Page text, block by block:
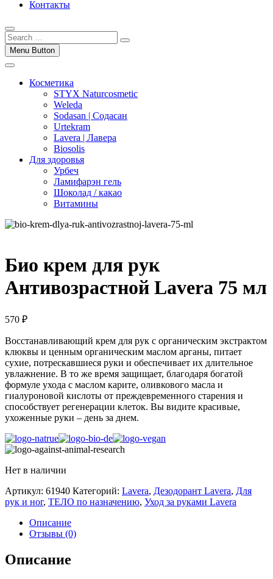
Контакты
Menu Button
Косметика
STYX Naturcosmetic
Weleda
Sodasan | Содасан
Urtekram
Lavera | Лавера
Biosolis
Для здоровья
Урбеч
Ламифарэн гель
Шоколад / какао
Витамины
Био крем для рук
Антивозрастной Lavera 75 мл
570 ₽
Восстанавливающий крем для рук с органическим экстрактом
клюквы и ценным органическим маслом арганы, питает
сухие, потрескавшиеся руки и обеспечивает их длительное
увлажнение. В то же время защищает, благодаря богатой
формуле ухода с маслом карите, оливкового масла и
гиалуроновой кислоты от преждевременного старения и
способствует регенерации клеток. Вы видите красивые,
ухоженные руки – день за днем.
Нет в наличии
Артикул: 61940 Категорий: Lavera, Дезодорант Lavera, Для
рук и ног, ТЕЛО по назначению, Уход за руками Lavera
Описание
Отзывы (0)
Описание